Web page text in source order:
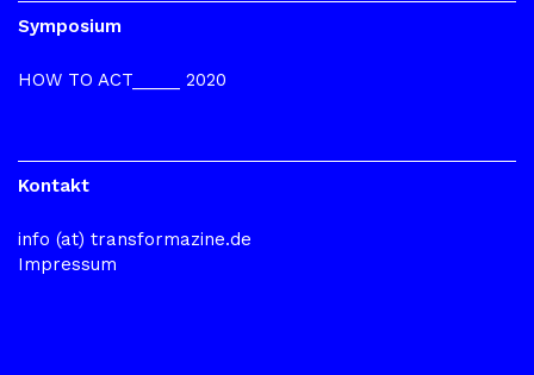
Symposium
HOW TO ACT_____ 2020
Kontakt
info (at) transformazine.de
Impressum